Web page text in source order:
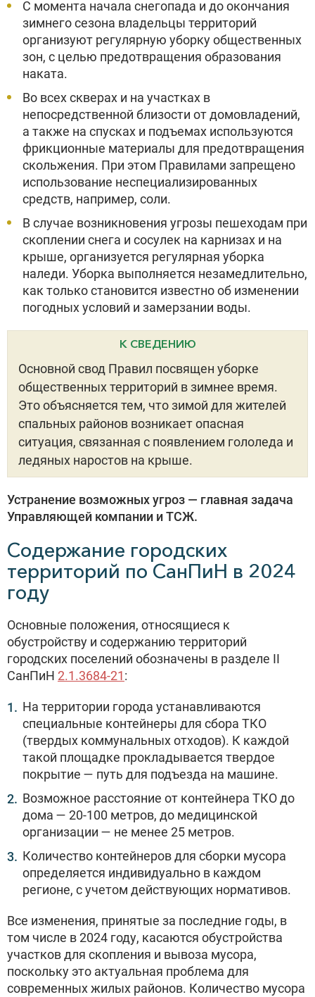
С момента начала снегопада и до окончания
зимнего сезона владельцы территорий
организуют регулярную уборку общественных
зон, с целью предотвращения образования
наката.
Во всех скверах и на участках в
непосредственной близости от домовладений,
а также на спусках и подъемах используются
фрикционные материалы для предотвращения
скольжения. При этом Правилами запрещено
использование неспециализированных
средств, например, соли.
В случае возникновения угрозы пешеходам при
скоплении снега и сосулек на карнизах и на
крыше, организуется регулярная уборка
наледи. Уборка выполняется незамедлительно,
как только становится известно об изменении
погодных условий и замерзании воды.
К СВЕДЕНИЮ
Основной свод Правил посвящен уборке
общественных территорий в зимнее время.
Это объясняется тем, что зимой для жителей
спальных районов возникает опасная
ситуация, связанная с появлением гололеда и
ледяных наростов на крыше.
Устранение возможных угроз — главная задача
Управляющей компании и ТСЖ.
Содержание городских
территорий по СанПиН в 2024
году
Основные положения, относящиеся к
обустройству и содержанию территорий
городских поселений обозначены в разделе II
СанПиН 2.1.3684-21:
На территории города устанавливаются
специальные контейнеры для сбора ТКО
(твердых коммунальных отходов). К каждой
такой площадке прокладывается твердое
покрытие — путь для подъезда на машине.
Возможное расстояние от контейнера ТКО до
дома — 20-100 метров, до медицинской
организации — не менее 25 метров.
Количество контейнеров для сборки мусора
определяется индивидуально в каждом
регионе, с учетом действующих нормативов.
Все изменения, принятые за последние годы, в
том числе в 2024 году, касаются обустройства
участков для скопления и вывоза мусора,
поскольку это актуальная проблема для
современных жилых районов. Количество мусора